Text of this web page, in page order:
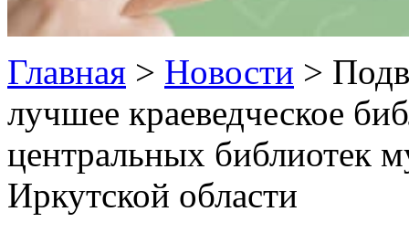
Главная > Новости >
лучшее краеведческое
центральных библиотек
Иркутской области